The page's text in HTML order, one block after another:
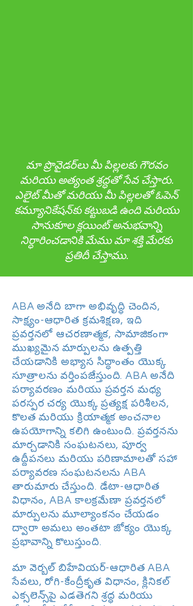
మా ప్రొవైడర్‌లు మీ పిల్లలకు గౌరవం
మరియు అత్యంత శ్రద్ధతో సేవ చేస్తారు.
ఎలైట్ మీతో మరియు మీ పిల్లలతో ఓపెన్
కమ్యూనికేషన్‌కు కట్టుబడి ఉంది మరియు
సానుకూల క్లయింట్ అనుభవాన్ని
నిర్ధారించడానికి మేము మా శక్తి మేరకు
ప్రతిదీ చేస్తాము.
ABA అనేది బాగా అభివృద్ధి చెందిన,
సాక్ష్యం-ఆధారిత క్రమశిక్షణ, ఇది
ప్రవర్తనలో ఆచరణాత్మక, సామాజికంగా
ముఖ్యమైన మార్పులను ఉత్పత్తి
చేయడానికి అభ్యాస సిద్ధాంతం యొక్క
సూత్రాలను వర్తింపజేస్తుంది. ABA అనేది
పర్యావరణం మరియు ప్రవర్తన మధ్య
పరస్పర చర్య యొక్క ప్రత్యక్ష పరిశీలన,
కొలత మరియు క్రియాత్మక అంచనాల
ఉపయోగాన్ని కలిగి ఉంటుంది. ప్రవర్తనను
మార్చడానికి సంఘటనలు, పూర్వ
ఉద్దీపనలు మరియు పరిణామాలతో సహా
పర్యావరణ సంఘటనలను ABA
తారుమారు చేస్తుంది. డేటా-ఆధారిత
విధానం, ABA కాలక్రమేణా ప్రవర్తనలో
మార్పులను మూల్యాంకనం చేయడం
ద్వారా అమలు అంతటా జోక్యం యొక్క
ప్రభావాన్ని కొలుస్తుంది.
మా వెర్బల్ బిహేవియర్-ఆధారిత ABA
సేవలు, రోగి-కేంద్రీకృత విధానం, క్లినికల్
ఎక్సలెన్స్‌పై ఎడతెగని శ్రద్ధ మరియు